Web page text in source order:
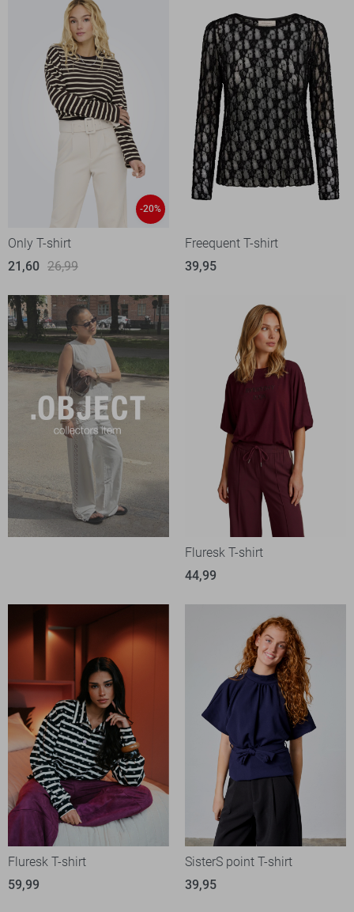
-20%
Only T-shirt
21,60 26,99
Freequent T-shirt
39,95
Fluresk T-shirt
44,99
Fluresk T-shirt
59,99
SisterS point T-shirt
39,95